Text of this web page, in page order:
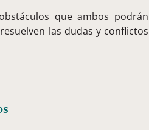
que ambos podrán
las dudas y conflictos